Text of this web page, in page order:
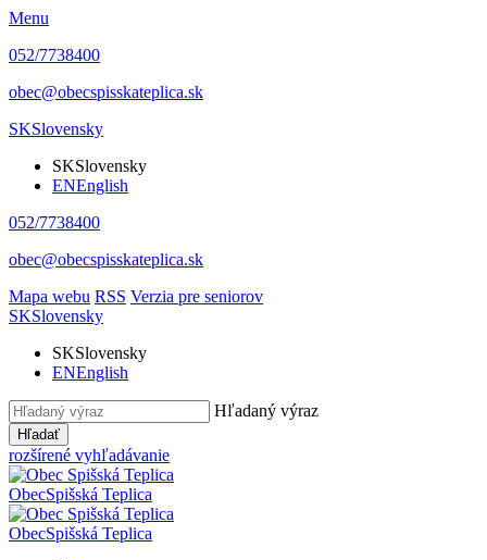
Menu
052/7738400
obec@obecspisskateplica.sk
SKSlovensky
SKSlovensky
ENEnglish
052/7738400
obec@obecspisskateplica.sk
Mapa webu RSS Verzia pre seniorov
SKSlovensky
SKSlovensky
ENEnglish
Hľadaný výraz
Hľadať
rozšírené vyhľadávanie
ObecSpišská Teplica
ObecSpišská Teplica